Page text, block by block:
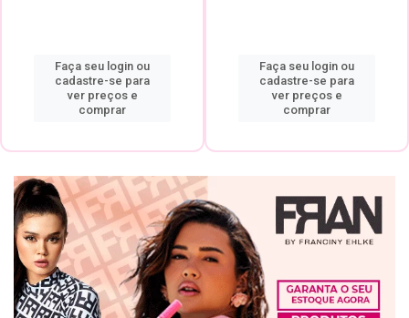
Faça seu login ou
cadastre-se para
ver preços e
comprar
Faça seu login ou
cadastre-se para
ver preços e
comprar